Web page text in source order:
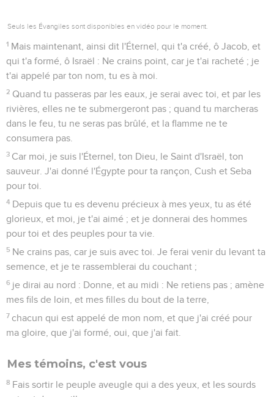
Seuls les Évangiles sont disponibles en vidéo pour le moment.
1 Mais maintenant, ainsi dit l'Éternel, qui t'a créé, ô Jacob, et
qui t'a formé, ô Israël : Ne crains point, car je t'ai racheté ; je
t'ai appelé par ton nom, tu es à moi.
2 Quand tu passeras par les eaux, je serai avec toi, et par les
rivières, elles ne te submergeront pas ; quand tu marcheras
dans le feu, tu ne seras pas brûlé, et la flamme ne te
consumera pas.
3 Car moi, je suis l'Éternel, ton Dieu, le Saint d'Israël, ton
sauveur. J'ai donné l'Égypte pour ta rançon, Cush et Seba
pour toi.
4 Depuis que tu es devenu précieux à mes yeux, tu as été
glorieux, et moi, je t'ai aimé ; et je donnerai des hommes
pour toi et des peuples pour ta vie.
5 Ne crains pas, car je suis avec toi. Je ferai venir du levant ta
semence, et je te rassemblerai du couchant ;
6 je dirai au nord : Donne, et au midi : Ne retiens pas ; amène
mes fils de loin, et mes filles du bout de la terre,
7 chacun qui est appelé de mon nom, et que j'ai créé pour
ma gloire, que j'ai formé, oui, que j'ai fait.
Mes témoins, c'est vous
8 Fais sortir le peuple aveugle qui a des yeux, et les sourds